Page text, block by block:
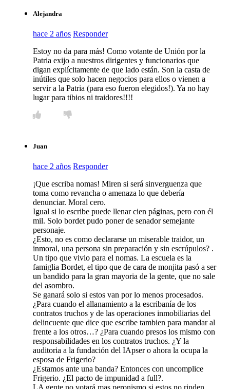
Alejandra
hace 2 años Responder
Estoy no da para más! Como votante de Unión por la
Patria exijo a nuestros dirigentes y funcionarios que
digan explícitamente de que lado están. Son la casta de
inútiles que solo hacen negocios para ellos o vienen a
servir a la Patria (para eso fueron elegidos!). Ya no hay
lugar para tibios ni traidores!!!!
Juan
hace 2 años Responder
¡Que escriba nomas! Miren si será sinverguenza que
toma como revancha o amenaza lo que debería
denunciar. Moral cero.
Igual si lo escribe puede llenar cien páginas, pero con él
mil. Solo bordet pudo poner de senador semejante
personaje.
¿Esto, no es como declararse un miserable traidor, un
inmoral, una persona sin preparación y sin escrúpulos? .
Un tipo que vivio para el nomas. La escuela es la
famiglia Bordet, el tipo que de cara de monjita pasó a ser
un bandido para la gran mayoria de la gente, que no sale
del asombro.
Se ganará solo si estos van por lo menos procesados.
¿Para cuando el allanamiento a la escribanía de los
contratos truchos y de las operaciones inmobiliarias del
delincuente que dice que escribe tambien para mandar al
frente a los otros…? ¿Para cuando presos los mismo con
responsabilidades en los contratos truchos. ¿Y la
auditoria a la fundación del IApser o ahora la ocupa la
esposa de Frigerio?
¿Estamos ante una banda? Entonces con uncomplice
Frigerio. ¿El pacto de impunidad a full?.